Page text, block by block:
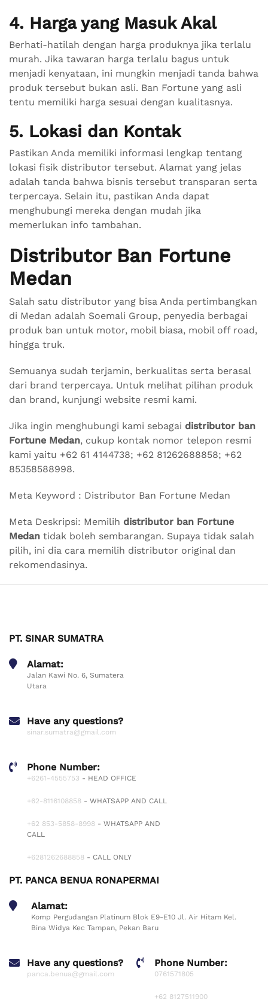
4. Harga yang Masuk Akal
Berhati-hatilah dengan harga produknya jika terlalu
murah. Jika tawaran harga terlalu bagus untuk
menjadi kenyataan, ini mungkin menjadi tanda bahwa
produk tersebut bukan asli. Ban Fortune yang asli
tentu memiliki harga sesuai dengan kualitasnya.
5. Lokasi dan Kontak
Pastikan Anda memiliki informasi lengkap tentang
lokasi fisik distributor tersebut. Alamat yang jelas
adalah tanda bahwa bisnis tersebut transparan serta
terpercaya. Selain itu, pastikan Anda dapat
menghubungi mereka dengan mudah jika
memerlukan info tambahan.
Distributor Ban Fortune
Medan
Salah satu distributor yang bisa Anda pertimbangkan
di Medan adalah Soemali Group, penyedia berbagai
produk ban untuk motor, mobil biasa, mobil off road,
hingga truk.
Semuanya sudah terjamin, berkualitas serta berasal
dari brand terpercaya. Untuk melihat pilihan produk
dan brand, kunjungi website resmi kami.
Jika ingin menghubungi kami sebagai distributor ban
Fortune Medan, cukup kontak nomor telepon resmi
kami yaitu +62 61 4144738; +62 81262688858; +62
85358588998.
Meta Keyword : Distributor Ban Fortune Medan
Meta Deskripsi: Memilih distributor ban Fortune
Medan tidak boleh sembarangan. Supaya tidak salah
pilih, ini dia cara memilih distributor original dan
rekomendasinya.
PT. SINAR SUMATRA
Alamat:
Jalan Kawi No. 6, Sumatera
Utara
Have any questions?
sinar.sumatra@gmail.com
Phone Number:
+6261-4555753 - HEAD OFFICE
+62-8116108858 - WHATSAPP AND CALL
+62 853-5858-8998 - WHATSAPP AND
CALL
+6281262688858 - CALL ONLY
PT. PANCA BENUA RONAPERMAI
Alamat:
Komp Pergudangan Platinum Blok E9-E10 Jl. Air Hitam Kel.
Bina Widya Kec Tampan, Pekan Baru
Have any questions?
panca.benua@gmail.com
Phone Number:
0761571805
+62 8127511900